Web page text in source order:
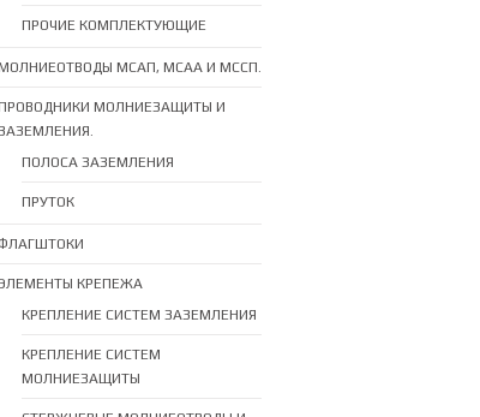
ПРОЧИЕ КОМПЛЕКТУЮЩИЕ
МСАП, МСАА И МССП.
МОЛНИЕЗАЩИТЫ И
ПОЛОСА ЗАЗЕМЛЕНИЯ
ПРУТОК
КРЕПЕЖА
КРЕПЛЕНИЕ СИСТЕМ ЗАЗЕМЛЕНИЯ
КРЕПЛЕНИЕ СИСТЕМ
МОЛНИЕЗАЩИТЫ